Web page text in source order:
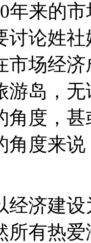
年来的
讨论姓
市场经
游岛，
角度，
角度来
经济建
所有热